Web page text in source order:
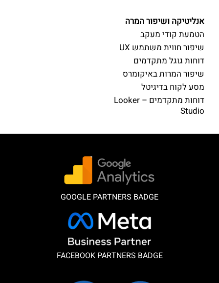
אנליטיקה ושיפור המרה
הטמעת קודי מעקב
שיפור חווית משתמש UX
דוחות גוגל מתקדמים
שיפור המרות באיקומרס
מסע לקוח בדיגיטל
דוחות מתקדמים – Looker
Studio
GOOGLE PARTNERS BADGE
FACEBOOK PARTNERS BADGE